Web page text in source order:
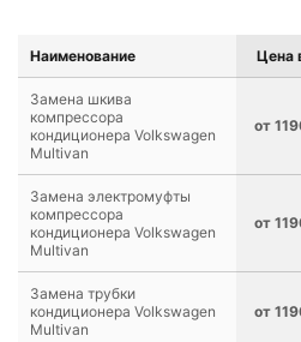
Наименование Цена
Замена шкива
компрессора
кондиционера Volkswagen
Multivan
от
Замена электромуфты
компрессора
кондиционера Volkswagen
Multivan
от
Замена трубки
кондиционера Volkswagen
Multivan
от